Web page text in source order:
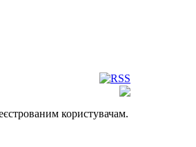
користувачам.